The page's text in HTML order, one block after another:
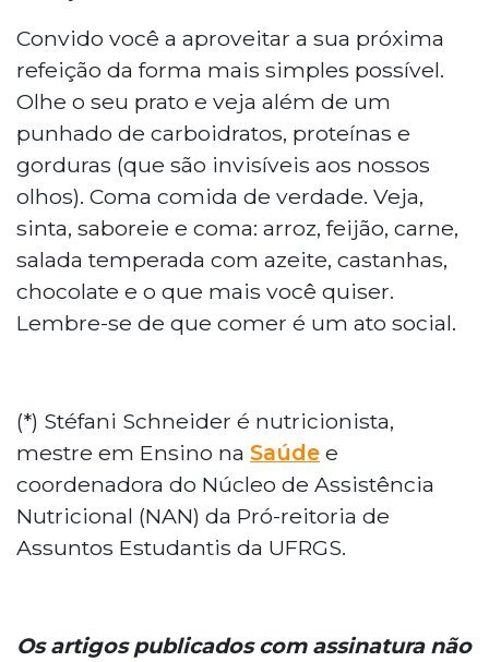
Convido você a aproveitar a sua próxima
refeição da forma mais simples possível.
Olhe o seu prato e veja além de um
punhado de carboidratos, proteínas e
gorduras (que são invisíveis aos nossos
olhos). Coma comida de verdade. Veja,
sinta, saboreie e coma: arroz, feijão, carne,
salada temperada com azeite, castanhas,
chocolate e o que mais você quiser.
Lembre-se de que comer é um ato social.
(*) Stéfani Schneider é nutricionista,
mestre em Ensino na Saúde e
coordenadora do Núcleo de Assistência
Nutricional (NAN) da Pró-reitoria de
Assuntos Estudantis da UFRGS.
Os artigos publicados com assinatura não